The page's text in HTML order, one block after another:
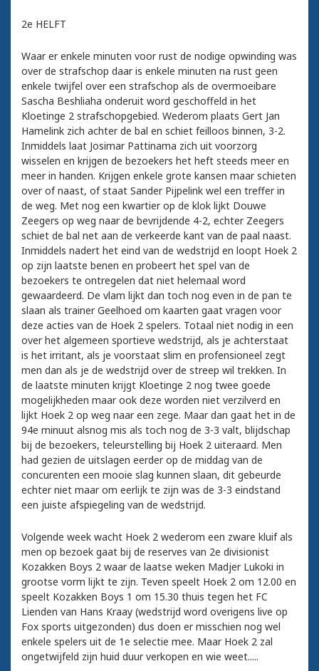
2e HELFT
Waar er enkele minuten voor rust de nodige opwinding was
over de strafschop daar is enkele minuten na rust geen
enkele twijfel over een strafschop als de overmoeibare
Sascha Beshliaha onderuit word geschoffeld in het
Kloetinge 2 strafschopgebied. Wederom plaats Gert Jan
Hamelink zich achter de bal en schiet feilloos binnen, 3-2.
Inmiddels laat Josimar Pattinama zich uit voorzorg
wisselen en krijgen de bezoekers het heft steeds meer en
meer in handen. Krijgen enkele grote kansen maar schieten
over of naast, of staat Sander Pijpelink wel een treffer in
de weg. Met nog een kwartier op de klok lijkt Douwe
Zeegers op weg naar de bevrijdende 4-2, echter Zeegers
schiet de bal net aan de verkeerde kant van de paal naast.
Inmiddels nadert het eind van de wedstrijd en loopt Hoek 2
op zijn laatste benen en probeert het spel van de
bezoekers te ontregelen dat niet helemaal word
gewaardeerd. De vlam lijkt dan toch nog even in de pan te
slaan als trainer Geelhoed om kaarten gaat vragen voor
deze acties van de Hoek 2 spelers. Totaal niet nodig in een
over het algemeen sportieve wedstrijd, als je achterstaat
is het irritant, als je voorstaat slim en profensioneel zegt
men dan als je de wedstrijd over de streep wil trekken. In
de laatste minuten krijgt Kloetinge 2 nog twee goede
mogelijkheden maar ook deze worden niet verzilverd en
lijkt Hoek 2 op weg naar een zege. Maar dan gaat het in de
94e minuut alsnog mis als toch nog de 3-3 valt, blijdschap
bij de bezoekers, teleurstelling bij Hoek 2 uiteraard. Men
had gezien de uitslagen eerder op de middag van de
concurenten een mooie slag kunnen slaan, dit gebeurde
echter niet maar om eerlijk te zijn was de 3-3 eindstand
een juiste afspiegeling van de wedstrijd.
Volgende week wacht Hoek 2 wederom een zware kluif als
men op bezoek gaat bij de reserves van 2e divisionist
Kozakken Boys 2 waar de laatse weken Madjer Lukoki in
grootse vorm lijkt te zijn. Teven speelt Hoek 2 om 12.00 en
speelt Kozakken Boys 1 om 15.30 thuis tegen het FC
Lienden van Hans Kraay (wedstrijd word overigens live op
Fox sports uitgezonden) dus doen er misschien nog wel
enkele spelers uit de 1e selectie mee. Maar Hoek 2 zal
ongetwijfeld zijn huid duur verkopen en wie weet.....